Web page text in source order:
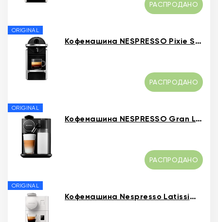
РАСПРОДАНО
ORIGINAL
Кофемашина NESPRESSO Pixie Silver
РАСПРОДАНО
ORIGINAL
Кофемашина NESPRESSO Gran Latissima Black
РАСПРОДАНО
ORIGINAL
Кофемашина Nespresso Latissima One White